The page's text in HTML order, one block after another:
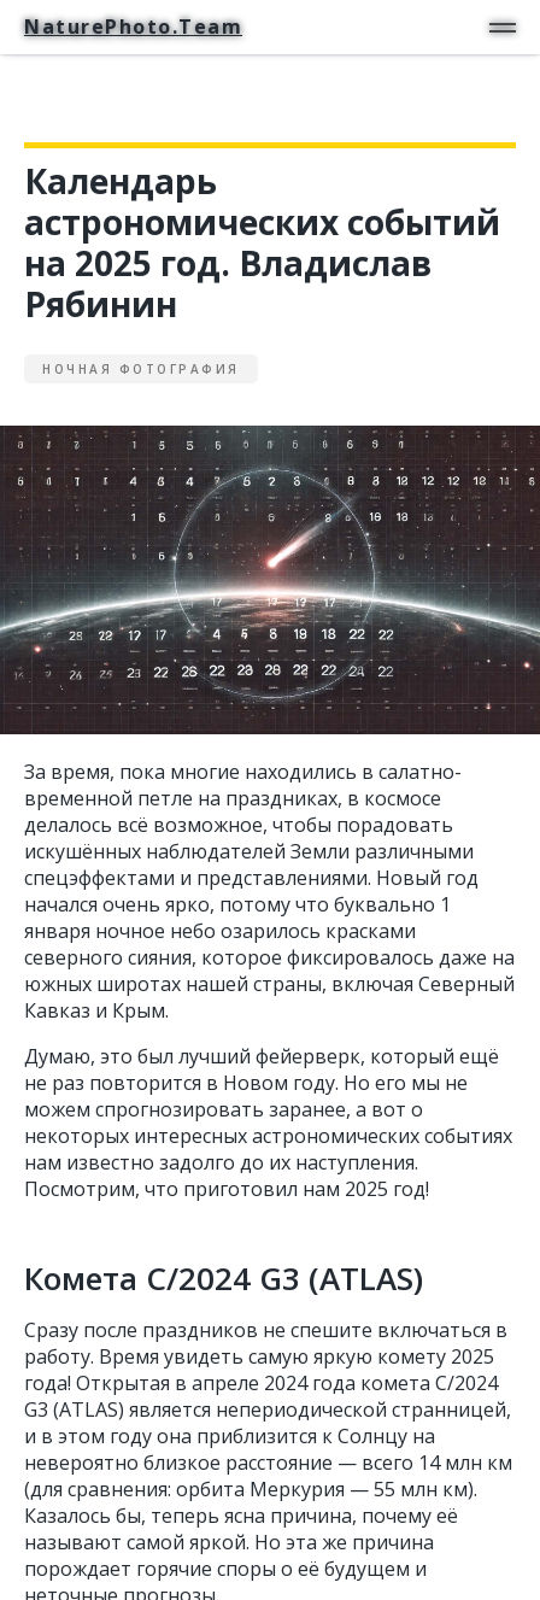
NaturePhoto.Team
NaturePhoto.Team
Календарь
астрономических событий
на 2025 год. Владислав
Рябинин
НОЧНАЯ ФОТОГРАФИЯ
За время, пока многие находились в салатно-
временной петле на праздниках, в космосе
делалось всё возможное, чтобы порадовать
искушённых наблюдателей Земли различными
спецэффектами и представлениями. Новый год
начался очень ярко, потому что буквально 1
января ночное небо озарилось красками
северного сияния, которое фиксировалось даже на
южных широтах нашей страны, включая Северный
Кавказ и Крым.
Думаю, это был лучший фейерверк, который ещё
не раз повторится в Новом году. Но его мы не
можем спрогнозировать заранее, а вот о
некоторых интересных астрономических событиях
нам известно задолго до их наступления.
Посмотрим, что приготовил нам 2025 год!
Комета С/2024 G3 (ATLAS)
Сразу после праздников не спешите включаться в
работу. Время увидеть самую яркую комету 2025
года! Открытая в апреле 2024 года комета С/2024
G3 (ATLAS) является непериодической странницей,
и в этом году она приблизится к Солнцу на
невероятно близкое расстояние — всего 14 млн км
(для сравнения: орбита Меркурия — 55 млн км).
Казалось бы, теперь ясна причина, почему её
называют самой яркой. Но эта же причина
порождает горячие споры о её будущем и